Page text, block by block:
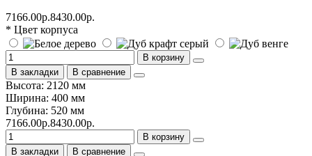
7166.00р.8430.00р.
* Цвет корпуса
В корзину
В закладки
В сравнение
Высота: 2120 мм
Ширина: 400 мм
Глубина: 520 мм
7166.00р.8430.00р.
В корзину
В закладки
В сравнение